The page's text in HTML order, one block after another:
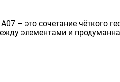
– это сочетание чёткого
элементами и